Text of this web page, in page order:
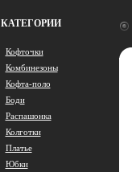
КАТЕГОРИИ
Кофточки
Комбинезоны
Кофта-поло
Боди
Распашонка
Колготки
Платье
Юбки